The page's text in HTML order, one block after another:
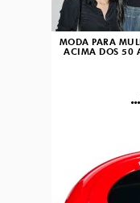
MODA PARA
ACIMA DOS 50